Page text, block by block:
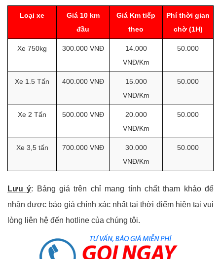
Loại xe
Giá 10 km
đầu
Giá Km tiếp
theo
Phí thời gian
chờ (1H)
Xe 750kg 300.000 VNĐ
14.000
VNĐ/Km
50.000
Xe 1.5 Tấn 400.000 VNĐ
15.000
VNĐ/Km
50.000
Xe 2 Tấn 500.000 VNĐ
20.000
VNĐ/Km
50.000
Xe 3,5 tấn 700.000 VNĐ
30.000
VNĐ/Km
50.000
Lưu ý: Bảng giá trên chỉ mang tính chất tham khảo để
nhận được báo giá chính xác nhất tại thời điểm hiện tại vui
lòng liên hệ đến hotline của chúng tôi.